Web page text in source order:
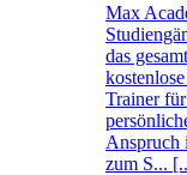
Max
das
Trainer
Anspruch
zum S...